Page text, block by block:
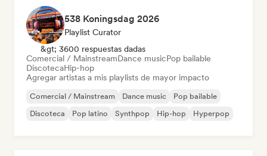
538 Koningsdag 2026
Playlist Curator
&gt; 3600 respuestas dadas
Comercial / MainstreamDance musicPop bailable
DiscotecaHip-hop
Agregar artistas a mis playlists de mayor impacto
Comercial / Mainstream Dance music
Pop bailable
Discoteca
Pop latino Synthpop Hip-hop Hyperpop